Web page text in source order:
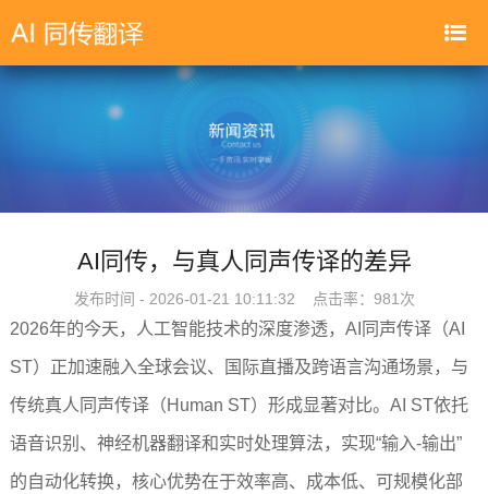
AI同传，与真人同声传译的差异
发布时间 - 2026-01-21 10:11:32 点击率： 981次
2026年的今天，人工智能技术的深度渗透，AI同声传译（AI
ST）正加速融入全球会议、国际直播及跨语言沟通场景，与
传统真人同声传译（Human ST）形成显著对比。AI ST依托
语音识别、神经机器翻译和实时处理算法，实现“输入-输出”
的自动化转换，核心优势在于效率高、成本低、可规模化部